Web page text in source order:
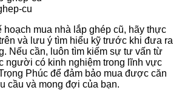
cu
hoạch mua nhà lắp ghép cũ, hãy thực
và lưu ý tìm hiểu kỹ trước khi đưa ra
Nếu cần, luôn tìm kiếm sự tư vấn từ
người có kinh nghiệm trong lĩnh vực
Phúc để đảm bảo mua được căn
cầu và mong đợi của bạn.